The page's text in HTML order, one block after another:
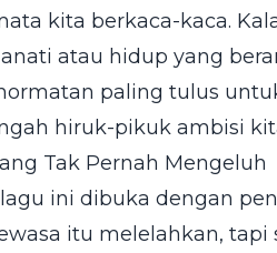
kita berkaca-kaca.
atau hidup yang
paling tulus
hiruk-pikuk ambisi
Tak Pernah Mengeluh
ini dibuka dengan
itu melelahkan, tapi